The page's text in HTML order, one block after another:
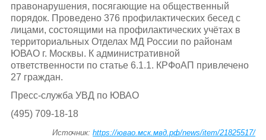
правонарушения, посягающие на общественный
порядок. Проведено 376 профилактических бесед с
лицами, состоящими на профилактических учётах в
территориальных Отделах МД России по районам
ЮВАО г. Москвы. К административной
ответственности по статье 6.1.1. КРФоАП привлечено
27 граждан.
Пресс-служба УВД по ЮВАО
(495) 709-18-18
Источник:https://ювао.мск.мвд.рф/news/item/21825517/